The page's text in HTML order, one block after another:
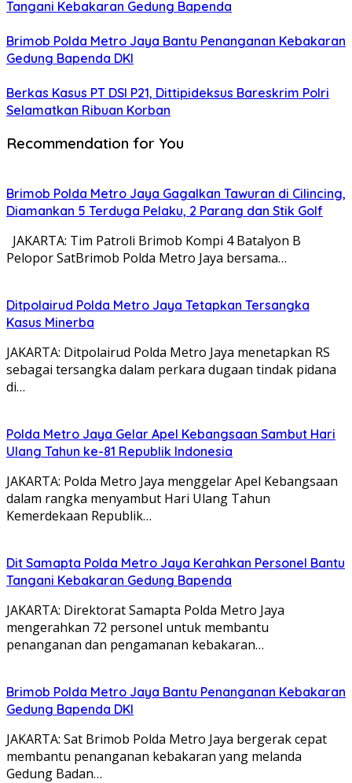
Tangani Kebakaran Gedung Bapenda
Brimob Polda Metro Jaya Bantu Penanganan Kebakaran
Gedung Bapenda DKI
Berkas Kasus PT DSI P21, Dittipideksus Bareskrim Polri
Selamatkan Ribuan Korban
Recommendation for You
Brimob Polda Metro Jaya Gagalkan Tawuran di Cilincing,
Diamankan 5 Terduga Pelaku, 2 Parang dan Stik Golf
JAKARTA: Tim Patroli Brimob Kompi 4 Batalyon B
Pelopor SatBrimob Polda Metro Jaya bersama…
Ditpolairud Polda Metro Jaya Tetapkan Tersangka
Kasus Minerba
JAKARTA: Ditpolairud Polda Metro Jaya menetapkan RS
sebagai tersangka dalam perkara dugaan tindak pidana
di…
Polda Metro Jaya Gelar Apel Kebangsaan Sambut Hari
Ulang Tahun ke-81 Republik Indonesia
JAKARTA: Polda Metro Jaya menggelar Apel Kebangsaan
dalam rangka menyambut Hari Ulang Tahun
Kemerdekaan Republik…
Dit Samapta Polda Metro Jaya Kerahkan Personel Bantu
Tangani Kebakaran Gedung Bapenda
JAKARTA: Direktorat Samapta Polda Metro Jaya
mengerahkan 72 personel untuk membantu
penanganan dan pengamanan kebakaran…
Brimob Polda Metro Jaya Bantu Penanganan Kebakaran
Gedung Bapenda DKI
JAKARTA: Sat Brimob Polda Metro Jaya bergerak cepat
membantu penanganan kebakaran yang melanda
Gedung Badan…